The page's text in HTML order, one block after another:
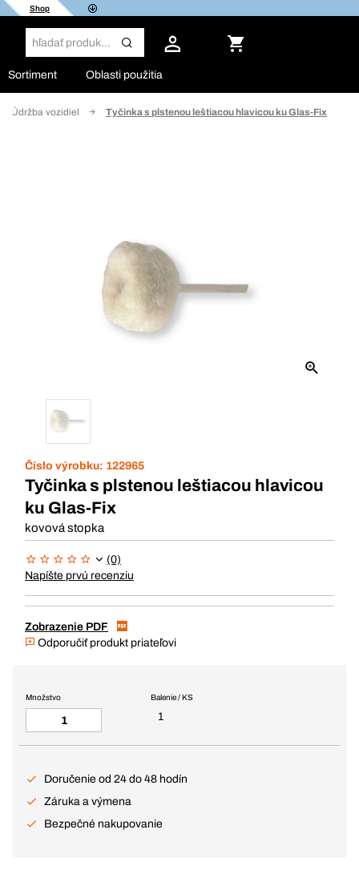
Shop
Sortiment Oblasti použitia
Údržba vozidiel Tyčinka s plstenou leštiacou hlavicou ku Glas-Fix
Číslo výrobku: 122965
Tyčinka s plstenou leštiacou hlavicou
ku Glas-Fix
kovová stopka
(0)
Napíšte prvú recenziu
Zobrazenie PDF
Odporučiť produkt priateľovi
Balenie / KS
1
Množstvo
Doručenie od 24 do 48 hodín
Záruka a výmena
Bezpečné nakupovanie